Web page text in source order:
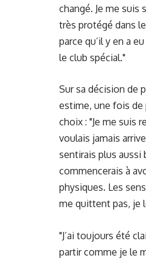
changé. Je me suis
très protégé dans
parce qu’il y en a
le club spécial."
Sur sa décision de
estime, une fois de
choix : "Je me suis
voulais jamais
sentirais plus aussi
commencerais à
physiques. Les
me quittent pas, je
"J’ai toujours été
partir comme je le